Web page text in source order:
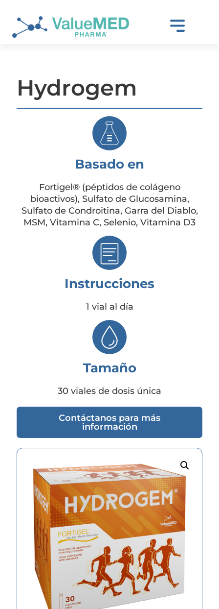
Hydrogem
Basado en
Fortigel® (péptidos de colágeno
bioactivos), Sulfato de Glucosamina,
Sulfato de Condroitina, Garra del Diablo,
MSM, Vitamina C, Selenio, Vitamina D3
Instrucciones
1 vial al día
Tamaño
30 viales de dosis única
Contáctanos para más
información